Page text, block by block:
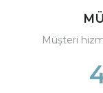
Müşteri